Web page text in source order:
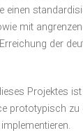
einen
mit
der
Projektes
prototypisch